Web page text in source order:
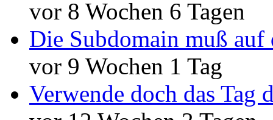
vor 8 Wochen 6 Tagen
Die Subdomain muß auf
vor 9 Wochen 1 Tag
Verwende doch das Tag